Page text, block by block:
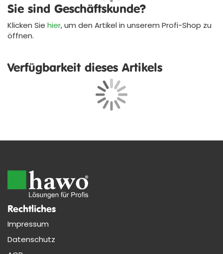
Sie sind Geschäftskunde?
Klicken Sie hier, um den Artikel in unserem Profi-Shop zu
öffnen.
Verfügbarkeit dieses Artikels
Rechtliches
Impressum
Datenschutz